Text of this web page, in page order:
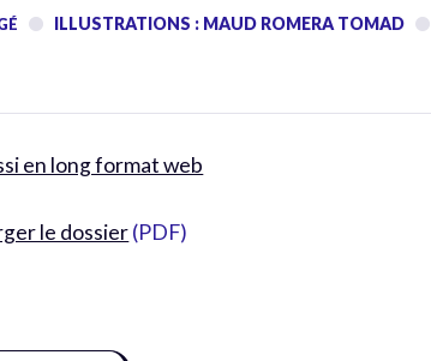
ILLUSTRATIONS : MAUD ROMERA TOMAD
en long format web
le dossier(PDF)